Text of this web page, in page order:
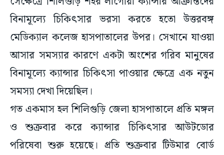
বিনামূল্যে চিকিৎসার ভরসা করতে হতো উত্তরবঙ্গ
মেডিক্যাল কলেজ হাসপাতালের উপর। সেখানে যাওয়া
আসার সমস্যার কারণে একটা অংশের গরিব মানুষের
বিনামূল্যে ক্যান্সার চিকিৎসা পাওয়ার ক্ষেত্রে এক নতুন
সমস্যা দেখা দিয়েছিল।
গত একমাস হল শিলিগুড়ি জেলা হাসপাতালে প্রতি মঙ্গল
ও শুক্রবার করে ক্যান্সার চিকিৎসার আউটডোর
পরিষেবা শুরু হয়েছে। প্রতি শুক্রবার টিউমার বোর্ড